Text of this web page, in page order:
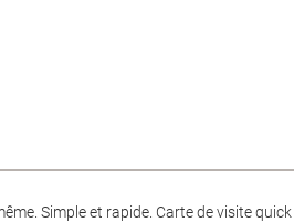
Simple et rapide. Carte de visite